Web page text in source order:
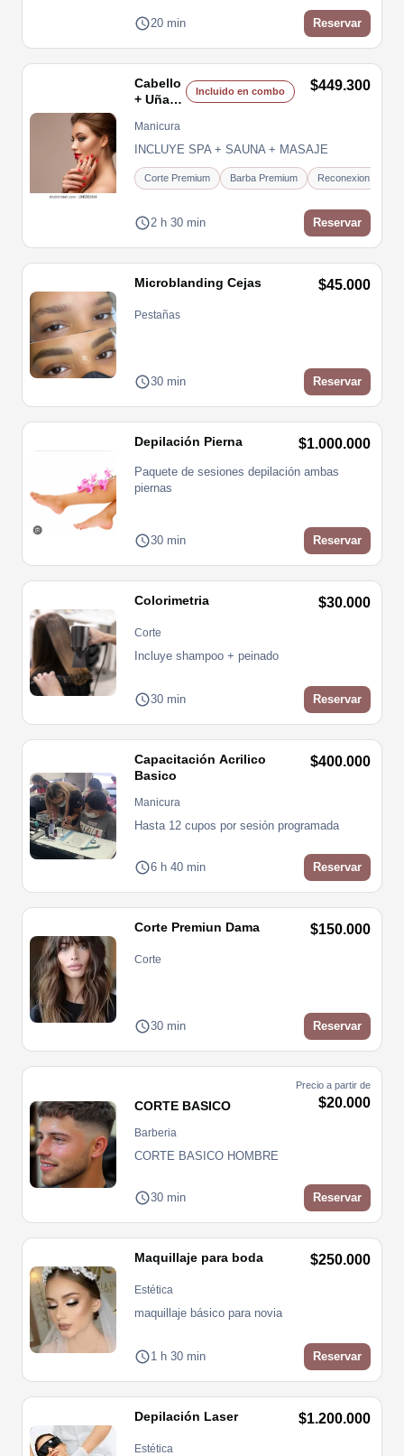
20 min Reservar
Cabello
+ Uñas
Incluido en combo $449.300
Manicura
INCLUYE SPA + SAUNA + MASAJE
Corte Premium Barba Premium Reconexion
2 h 30 min Reservar
Microblanding Cejas $45.000
Pestañas
30 min Reservar
Depilación Pierna $1.000.000
Paquete de sesiones depilación ambas
piernas
30 min Reservar
Colorimetria $30.000
Corte
Incluye shampoo + peinado
30 min Reservar
Capacitación Acrilico
Basico
$400.000
Manicura
Hasta 12 cupos por sesión programada
6 h 40 min Reservar
Corte Premiun Dama $150.000
Corte
30 min Reservar
CORTE BASICO
Precio a partir de
$20.000
Barberia
CORTE BASICO HOMBRE
30 min Reservar
Maquillaje para boda $250.000
Estética
maquillaje básico para novia
1 h 30 min Reservar
Depilación Laser $1.200.000
Estética